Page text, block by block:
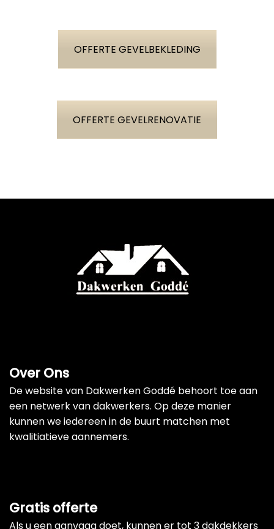
OFFERTE GEVELBEKLEDING
OFFERTE GEVELRENOVATIE
Over Ons
De website van Dakwerken Goddé behoort toe aan
een netwerk van dakwerkers. Op deze manier
kunnen we iedereen in de buurt matchen met
kwalitiatieve aannemers.
Gratis offerte
Als u een aanvaag doet, kunnen er tot 3 dakdekkers